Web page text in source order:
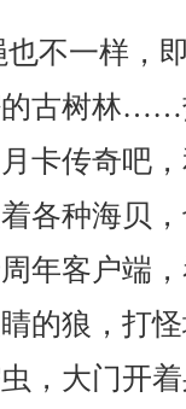
不一样，
古树林……
卡传奇吧
各种海贝
年客户端
的狼，打
，大门开